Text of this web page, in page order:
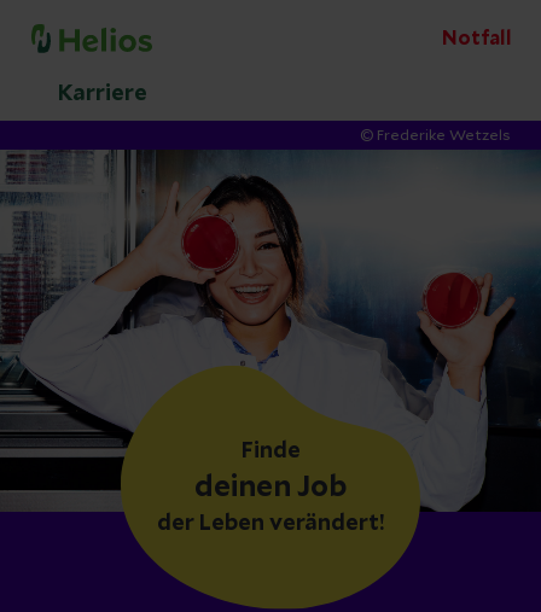
Notfall
Karriere
Finde
deinen Job
der Leben verändert!
© Frederike Wetzels